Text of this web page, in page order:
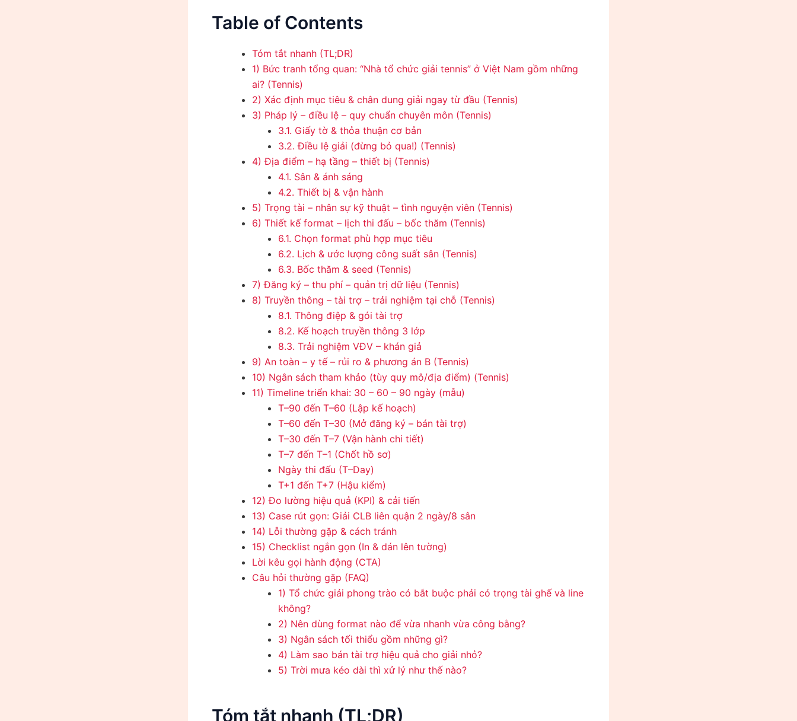
Table of Contents
Tóm tắt nhanh (TL;DR)
1) Bức tranh tổng quan: “Nhà tổ chức giải tennis” ở Việt Nam gồm những
ai? (Tennis)
2) Xác định mục tiêu & chân dung giải ngay từ đầu (Tennis)
3) Pháp lý – điều lệ – quy chuẩn chuyên môn (Tennis)
3.1. Giấy tờ & thỏa thuận cơ bản
3.2. Điều lệ giải (đừng bỏ qua!) (Tennis)
4) Địa điểm – hạ tầng – thiết bị (Tennis)
4.1. Sân & ánh sáng
4.2. Thiết bị & vận hành
5) Trọng tài – nhân sự kỹ thuật – tình nguyện viên (Tennis)
6) Thiết kế format – lịch thi đấu – bốc thăm (Tennis)
6.1. Chọn format phù hợp mục tiêu
6.2. Lịch & ước lượng công suất sân (Tennis)
6.3. Bốc thăm & seed (Tennis)
7) Đăng ký – thu phí – quản trị dữ liệu (Tennis)
8) Truyền thông – tài trợ – trải nghiệm tại chỗ (Tennis)
8.1. Thông điệp & gói tài trợ
8.2. Kế hoạch truyền thông 3 lớp
8.3. Trải nghiệm VĐV – khán giả
9) An toàn – y tế – rủi ro & phương án B (Tennis)
10) Ngân sách tham khảo (tùy quy mô/địa điểm) (Tennis)
11) Timeline triển khai: 30 – 60 – 90 ngày (mẫu)
T–90 đến T–60 (Lập kế hoạch)
T–60 đến T–30 (Mở đăng ký – bán tài trợ)
T–30 đến T–7 (Vận hành chi tiết)
T–7 đến T–1 (Chốt hồ sơ)
Ngày thi đấu (T–Day)
T+1 đến T+7 (Hậu kiểm)
12) Đo lường hiệu quả (KPI) & cải tiến
13) Case rút gọn: Giải CLB liên quận 2 ngày/8 sân
14) Lỗi thường gặp & cách tránh
15) Checklist ngắn gọn (In & dán lên tường)
Lời kêu gọi hành động (CTA)
Câu hỏi thường gặp (FAQ)
1) Tổ chức giải phong trào có bắt buộc phải có trọng tài ghế và line
không?
2) Nên dùng format nào để vừa nhanh vừa công bằng?
3) Ngân sách tối thiểu gồm những gì?
4) Làm sao bán tài trợ hiệu quả cho giải nhỏ?
5) Trời mưa kéo dài thì xử lý như thế nào?
Tóm tắt nhanh (TL;DR)